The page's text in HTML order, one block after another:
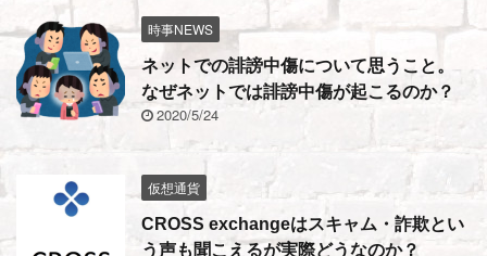
時事NEWS
ネットでの誹謗中傷について思うこと。
なぜネットでは誹謗中傷が起こるのか？
2020/5/24
仮想通貨
CROSS exchangeはスキャム・詐欺とい
う声も聞こえるが実際どうなのか？